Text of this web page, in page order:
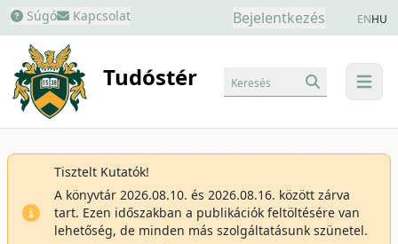
Súgó Kapcsolat Bejelentkezés ENHU
Tudóstér menu
Keresés
Tisztelt Kutatók!
A könyvtár 2026.08.10. és 2026.08.16. között zárva
tart. Ezen időszakban a publikációk feltöltésére van
lehetőség, de minden más szolgáltatásunk szünetel.